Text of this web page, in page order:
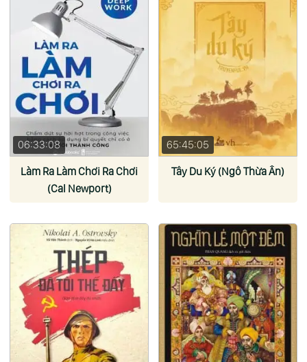
06:33:08
Làm Ra Làm Chơi Ra Chơi
(Cal Newport)
65:45:05
Tây Du Ký (Ngô Thừa Ân)